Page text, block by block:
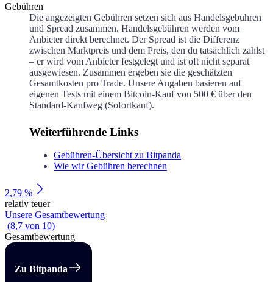
Gebühren
Die angezeigten Gebühren setzen sich aus Handelsgebühren
und Spread zusammen. Handelsgebühren werden vom
Anbieter direkt berechnet. Der Spread ist die Differenz
zwischen Marktpreis und dem Preis, den du tatsächlich zahlst
– er wird vom Anbieter festgelegt und ist oft nicht separat
ausgewiesen. Zusammen ergeben sie die geschätzten
Gesamtkosten pro Trade. Unsere Angaben basieren auf
eigenen Tests mit einem Bitcoin-Kauf von 500 € über den
Standard-Kaufweg (Sofortkauf).
Weiterführende Links
Gebühren-Übersicht zu Bitpanda
Wie wir Gebühren berechnen
2,79 %
relativ teuer
Unsere Gesamtbewertung
(8,7 von 10)
Gesamtbewertung
Zu Bitpanda